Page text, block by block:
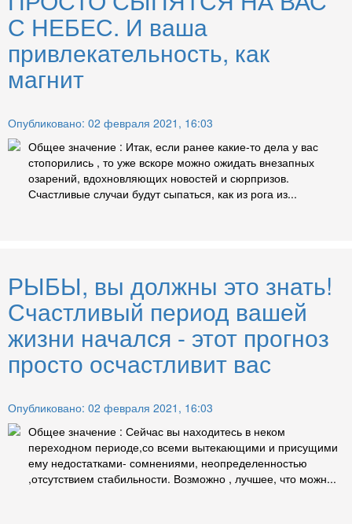
С НЕБЕС. И ваша
привлекательность, как
магнит
Опубликовано: 02 февраля 2021, 16:03
Общее значение : Итак, если ранее какие-то дела у вас
стопорились , то уже вскоре можно ожидать внезапных
озарений, вдохновляющих новостей и сюрпризов.
Счастливые случаи будут сыпаться, как из рога из...
РЫБЫ, вы должны это знать!
Счастливый период вашей
жизни начался - этот прогноз
просто осчастливит вас
Опубликовано: 02 февраля 2021, 16:03
Общее значение : Сейчас вы находитесь в неком
переходном периоде,со всеми вытекающими и присущими
ему недостатками- сомнениями, неопределенностью
,отсутствием стабильности. Возможно , лучшее, что можн...